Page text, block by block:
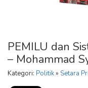
PEMILU dan
– Mohammad
Kategori: Politik» Setara